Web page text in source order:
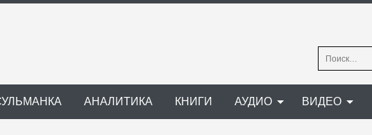
Найти:
АНАЛИТИКА КНИГИ АУДИО ВИДЕО